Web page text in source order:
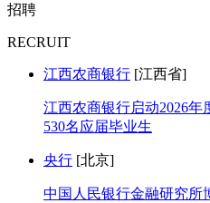
招聘
RECRUIT
江西农商银行 [江西省]
江西农商银行启动2026
530名应届毕业生
央行 [北京]
中国人民银行金融研究所